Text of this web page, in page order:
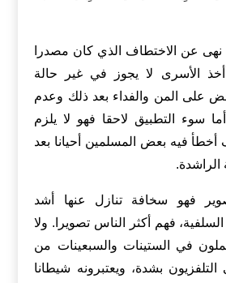
نهى عن الاختطاف الذي كان مصدرا
الأسرى لا يجوز في غير حالة
على المن والفداء بعد ذلك وعدم
سوء التطبيق لاحقا فهو لا يلزم
أخطأ فيه بعض المسلمين أحيانا بعد
الراشدة.
فهو سخافة تنازل عنها أشد
فهم أكثر الناس تصويرا. ولا
في الستينات والسبعينات من
بشدة، ويعتبرونه شيطانا